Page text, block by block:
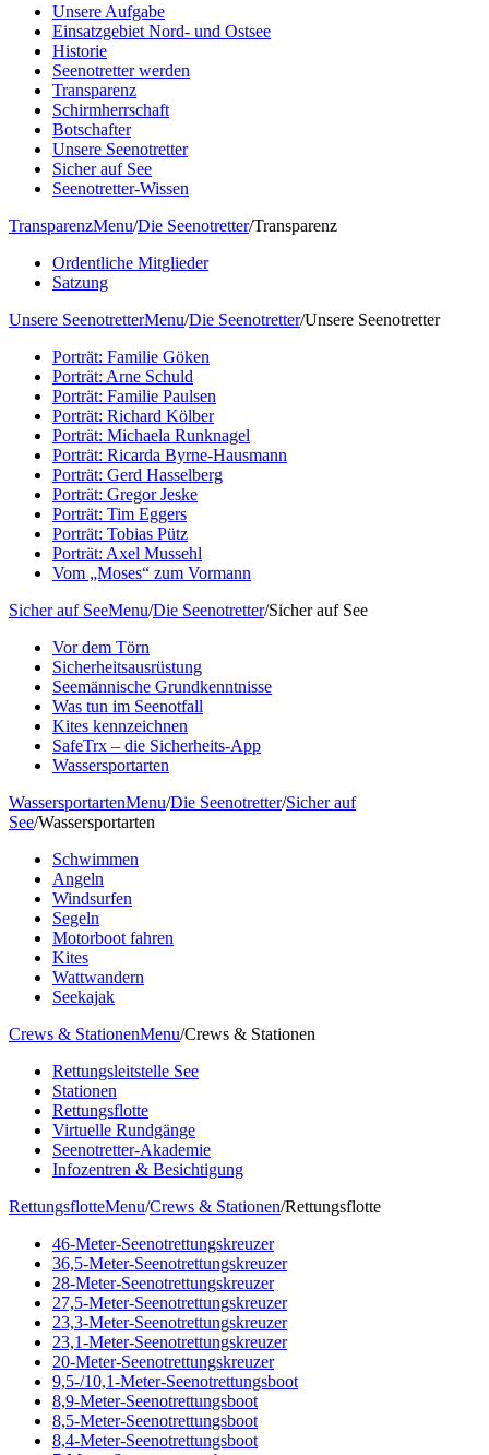
Unsere Aufgabe
Einsatzgebiet Nord- und Ostsee
Historie
Seenotretter werden
Transparenz
Schirmherrschaft
Botschafter
Unsere Seenotretter
Sicher auf See
Seenotretter-Wissen
TransparenzMenu/Die Seenotretter/Transparenz
Ordentliche Mitglieder
Satzung
Unsere SeenotretterMenu/Die Seenotretter/Unsere Seenotretter
Porträt: Familie Göken
Porträt: Arne Schuld
Porträt: Familie Paulsen
Porträt: Richard Kölber
Porträt: Michaela Runknagel
Porträt: Ricarda Byrne-Hausmann
Porträt: Gerd Hasselberg
Porträt: Gregor Jeske
Porträt: Tim Eggers
Porträt: Tobias Pütz
Porträt: Axel Mussehl
Vom „Moses“ zum Vormann
Sicher auf SeeMenu/Die Seenotretter/Sicher auf See
Vor dem Törn
Sicherheitsausrüstung
Seemännische Grundkenntnisse
Was tun im Seenotfall
Kites kennzeichnen
SafeTrx – die Sicherheits-App
Wassersportarten
WassersportartenMenu/Die Seenotretter/Sicher auf
See/Wassersportarten
Schwimmen
Angeln
Windsurfen
Segeln
Motorboot fahren
Kites
Wattwandern
Seekajak
Crews & StationenMenu/Crews & Stationen
Rettungsleitstelle See
Stationen
Rettungsflotte
Virtuelle Rundgänge
Seenotretter-Akademie
Infozentren & Besichtigung
RettungsflotteMenu/Crews & Stationen/Rettungsflotte
46-Meter-Seenotrettungskreuzer
36,5-Meter-Seenotrettungskreuzer
28-Meter-Seenotrettungskreuzer
27,5-Meter-Seenotrettungskreuzer
23,3-Meter-Seenotrettungskreuzer
23,1-Meter-Seenotrettungskreuzer
20-Meter-Seenotrettungskreuzer
9,5-/10,1-Meter-Seenotrettungsboot
8,9-Meter-Seenotrettungsboot
8,5-Meter-Seenotrettungsboot
8,4-Meter-Seenotrettungsboot